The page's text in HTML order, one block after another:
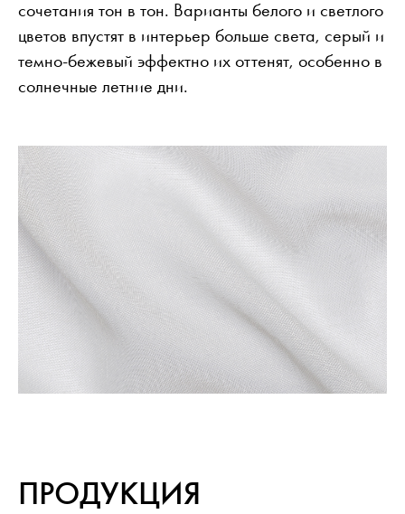
сочетания тон в тон. Варианты белого и светлого
цветов впустят в интерьер больше света, серый и
темно-бежевый эффектно их оттенят, особенно в
солнечные летние дни.
ПРОДУКЦИЯ